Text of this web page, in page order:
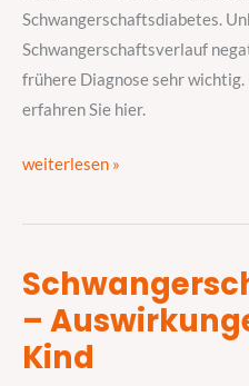
Schwangerschaftsdiabetes.
Schwangerschaftsverlauf
frühere Diagnose sehr wichtig.
erfahren Sie hier.
sich?
weiterlesen »
–
Kind
Schwangerschaftsdiabetes
Auswirkungen
auf